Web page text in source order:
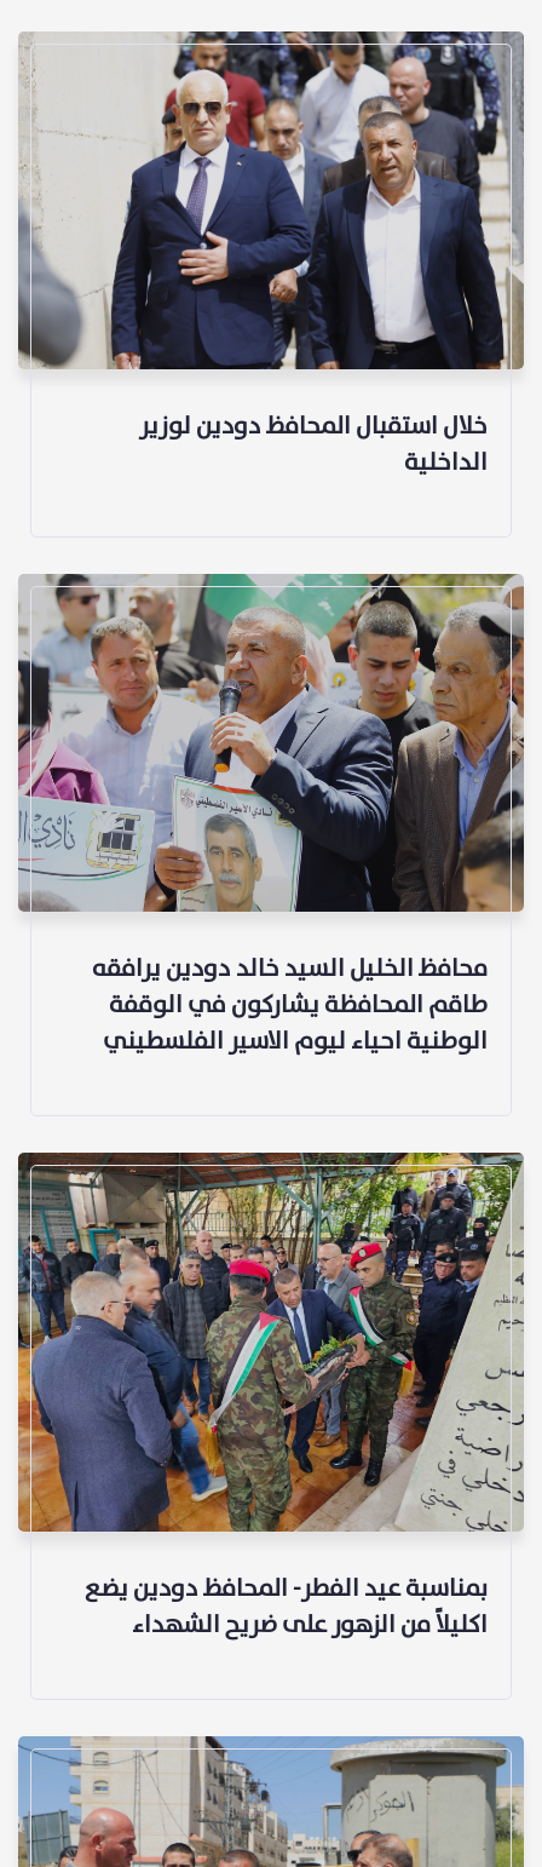
خلال استقبال المحافظ دودين لوزير
الداخلية
محافظ الخليل السيد خالد دودين يرافقه
طاقم المحافظة يشاركون في الوقفة
الوطنية احياء ليوم الاسير الفلسطيني
بمناسبة عيد الفطر- المحافظ دودين يضع
اكليلاً من الزهور على ضريح الشهداء